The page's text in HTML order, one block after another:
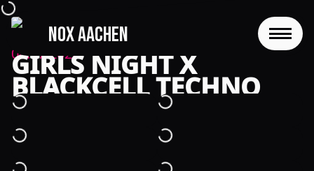
NOX Aachen
START
EVENTS
FOTOS
zurück
04.07.2026
GIRLS NIGHT X
BLACKCELL TECHNO